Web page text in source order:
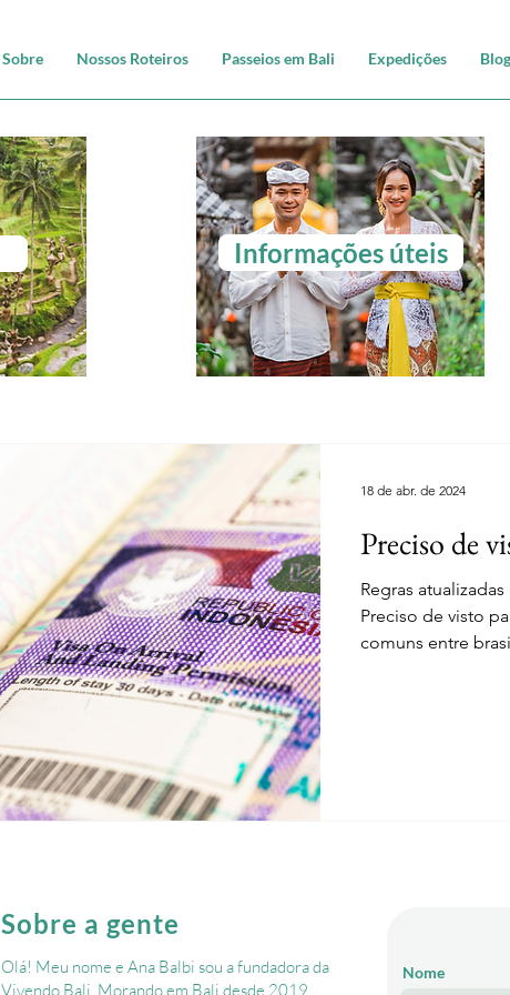
Sobre Nossos Roteiros Passeios em Bali Expedições Blog
Informações úteis
Preciso de
Regras
Preciso de visto para Bali? Essa é uma
comuns entre
18 de abr. de 2024
Sobre a gente
Olá! Meu nome e Ana Balbi sou a fundadora da
Vivendo Bali. ​Morando em Bali desde 2019,
Nome